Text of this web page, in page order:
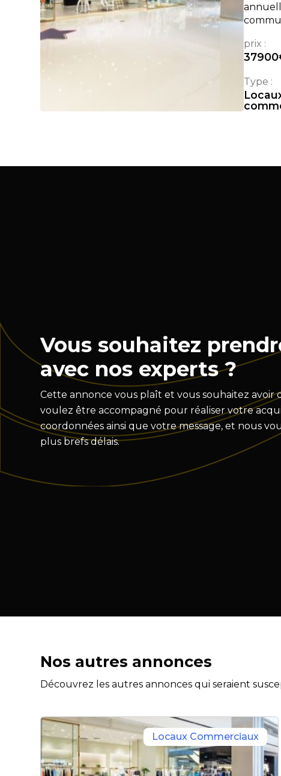
prix :
37900
Type :
Vous souhaitez
avec nos experts ?
Cette annonce vous plaît et vous souhaitez avoir
voulez être accompagné pour réaliser votre
coordonnées ainsi que votre message, et nous
plus brefs délais.
Nos autres annonces
Découvrez les autres annonces qui seraient
Locaux Commerciaux